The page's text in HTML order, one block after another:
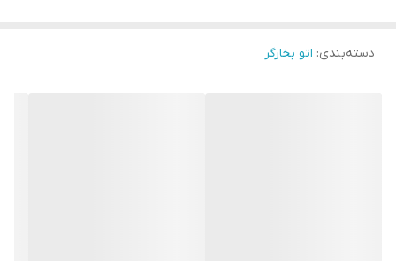
دسته‌بندی: اتو بخارگر